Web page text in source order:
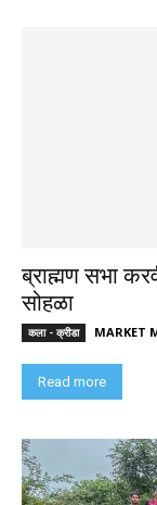
ब्राह्मण सभा
सोहळा
कला - क्रीडा MARKET
Read more